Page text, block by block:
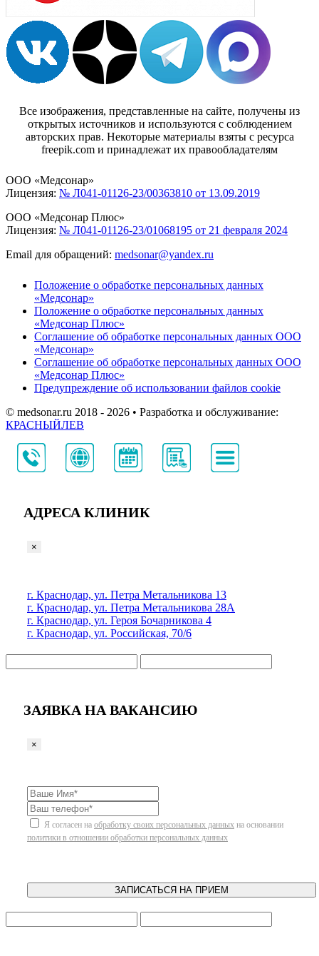
Все изображения, представленные на сайте, получены из
открытых источников и используются с соблюдением
авторских прав. Некоторые материалы взяты с ресурса
freepik.com и принадлежат их правообладателям
ООО «Медсонар»
Лицензия: № Л041-01126-23/00363810 от 13.09.2019
ООО «Медсонар Плюс»
Лицензия: № Л041-01126-23/01068195 от 21 февраля 2024
Email для обращений: medsonar@yandex.ru
Положение о обработке персональных данных
«Медсонар»
Положение о обработке персональных данных
«Медсонар Плюс»
Соглашение об обработке персональных данных ООО
«Медсонар»
Соглашение об обработке персональных данных ООО
«Медсонар Плюс»
Предупреждение об использовании файлов cookie
© medsonar.ru 2018 - 2026 • Разработка и обслуживание:
КРАСНЫЙЛЕВ
АДРЕСА КЛИНИК
×
г. Краснодар, ул. Петра Метальникова 13
г. Краснодар, ул. Петра Метальникова 28А
г. Краснодар, ул. Героя Бочарникова 4
г. Краснодар, ул. Российская, 70/6
ЗАЯВКА НА ВАКАНСИЮ
×
Я согласен на обработку своих персональных данных на основании
политики в отношении обработки персональных данных
ЗАПИСАТЬСЯ НА ПРИЕМ